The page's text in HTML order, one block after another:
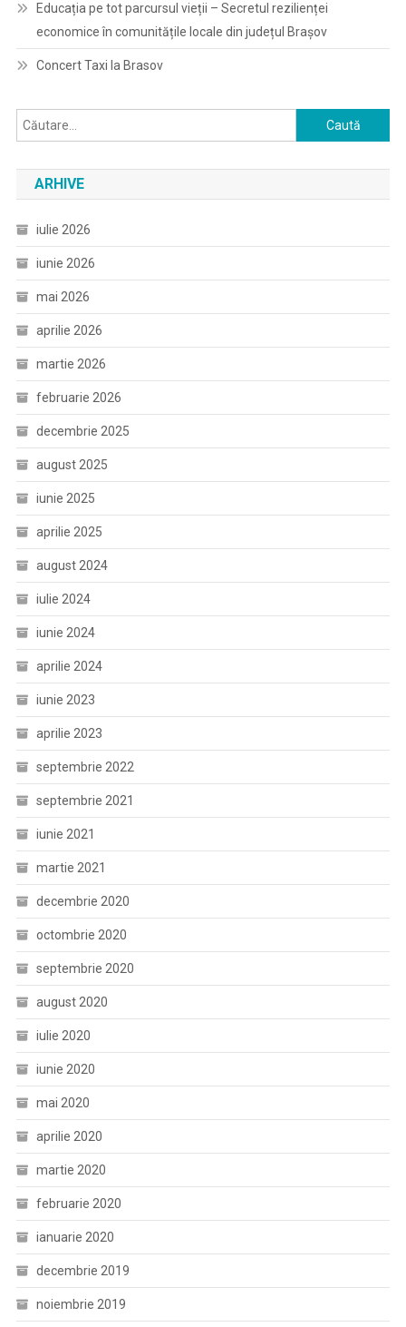
Educația pe tot parcursul vieții – Secretul rezilienței
economice în comunitățile locale din județul Brașov
Concert Taxi la Brasov
Caută
după:
ARHIVE
iulie 2026
iunie 2026
mai 2026
aprilie 2026
martie 2026
februarie 2026
decembrie 2025
august 2025
iunie 2025
aprilie 2025
august 2024
iulie 2024
iunie 2024
aprilie 2024
iunie 2023
aprilie 2023
septembrie 2022
septembrie 2021
iunie 2021
martie 2021
decembrie 2020
octombrie 2020
septembrie 2020
august 2020
iulie 2020
iunie 2020
mai 2020
aprilie 2020
martie 2020
februarie 2020
ianuarie 2020
decembrie 2019
noiembrie 2019